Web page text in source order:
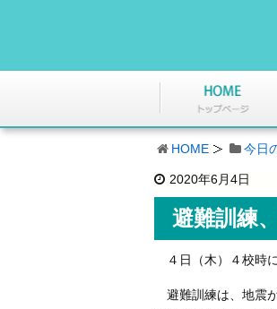
HOME 今日
2020年6月4日
避難訓練
４日（木）４校時
避難訓練は、地震